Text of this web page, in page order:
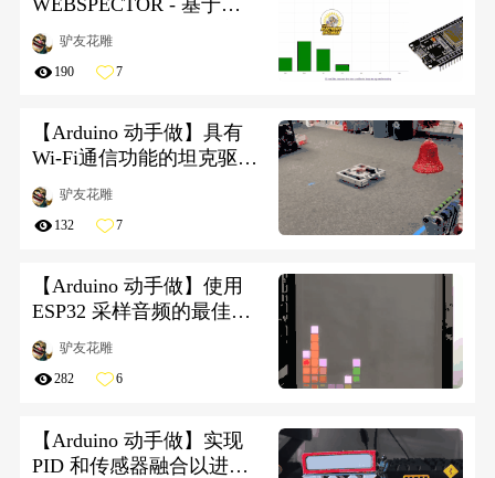
ESP32 的 Web FFT 频谱分
析仪
驴友花雕
190 7
【Arduino 动手做】具有
Wi-Fi通信功能的坦克驱动
机器人
驴友花雕
132 7
【Arduino 动手做】使用
ESP32 采样音频的最佳方
法
驴友花雕
282 6
【Arduino 动手做】实现
PID 和传感器融合以进行